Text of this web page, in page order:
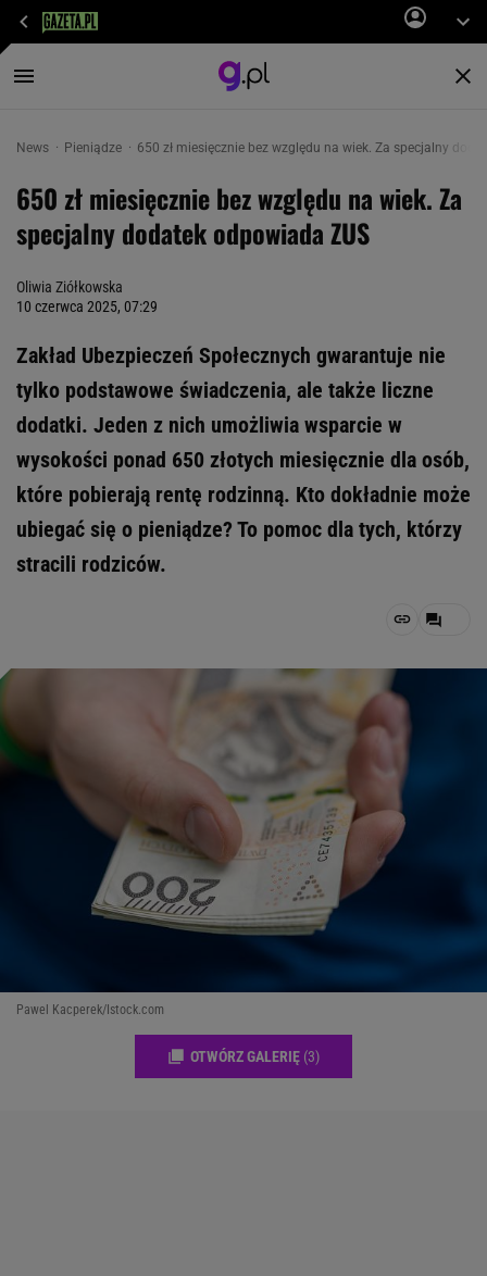
News Pieniądze 650 zł miesięcznie bez względu na wiek. Za specjalny
650 zł miesięcznie bez względu na wiek. Za
specjalny dodatek odpowiada ZUS
Oliwia Ziółkowska
10 czerwca 2025, 07:29
Zakład Ubezpieczeń Społecznych gwarantuje nie
tylko podstawowe świadczenia, ale także liczne
dodatki. Jeden z nich umożliwia wsparcie w
wysokości ponad 650 złotych miesięcznie dla osób,
które pobierają rentę rodzinną. Kto dokładnie może
ubiegać się o pieniądze? To pomoc dla tych, którzy
stracili rodziców.
Pawel Kacperek/Istock.com
OTWÓRZ GALERIĘ (3)